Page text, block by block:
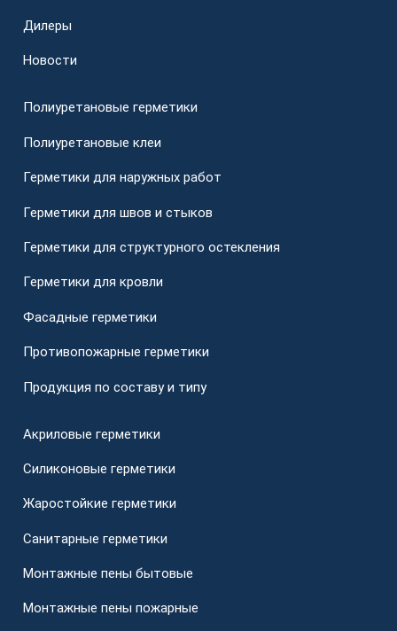
Дилеры
Новости
Полиуретановые герметики
Полиуретановые клеи
Герметики для наружных работ
Герметики для швов и стыков
Герметики для структурного остекления
Герметики для кровли
Фасадные герметики
Противопожарные герметики
Продукция по составу и типу
Акриловые герметики
Силиконовые герметики
Жаростойкие герметики
Санитарные герметики
Монтажные пены бытовые
Монтажные пены пожарные